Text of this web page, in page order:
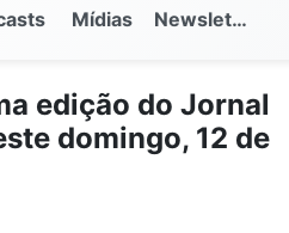
Mídias Newsletter
edição do Jornal
domingo, 12 de